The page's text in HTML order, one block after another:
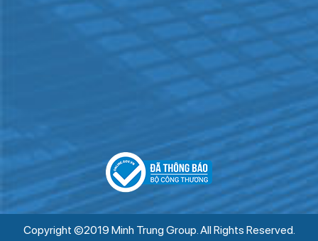
Copyright ©2019 Minh Trung Group. All Rights Reserved.